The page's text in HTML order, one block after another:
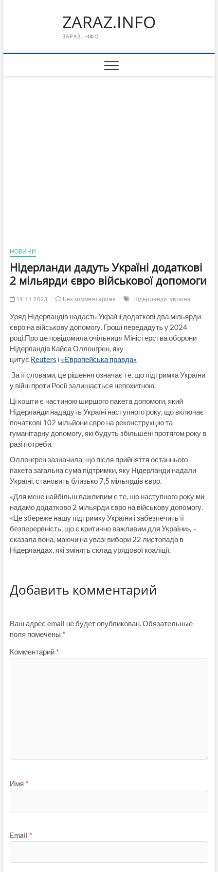
ZARAZ.INFO
ЗАРАЗ.ІНФО
НОВИНИ
Нідерланди дадуть Україні додаткові
2 мільярди євро військової допомоги
19.11.2023 Без комментариев Нідерланди україна
Уряд Нідерландів надасть Україні додаткові два мільярди
євро на військову допомогу. Гроші передадуть у 2024
році.Про це повідомила очільниця Міністерства оборони
Нідерландів Кайса Оллонгрен, яку
цитує Reuters і «Європейська правда»
За її словами, це рішення означає те, що підтримка України
у війні проти Росії залишається непохитною.
Ці кошти є частиною ширшого пакета допомоги, який
Нідерланди нададуть Україні наступного року, що включає
початкові 102 мільйони євро на реконструкцію та
гуманітарну допомогу, які будуть збільшені протягом року в
разі потреби.
Оллонгрен зазначила, що після прийняття останнього
пакета загальна сума підтримки, яку Нідерланди надали
Україні, становить близько 7,5 мільярдів євро.
«Для мене найбільш важливим є те, що наступного року ми
надамо додатково 2 мільярди євро на військову допомогу.
«Це збереже нашу підтримку України і забезпечить її
безперервність, що є критично важливим для України», –
сказала вона, маючи на увазі вибори 22 листопада в
Нідерландах, які змінять склад урядової коаліції.
Добавить комментарий
Ваш адрес email не будет опубликован.Обязательные
поля помечены *
Комментарий *
Имя *
Email *